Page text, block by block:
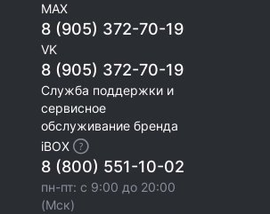
MAX
8 (905) 372-70-19
VK
8 (905) 372-70-19
Служба поддержки и
сервисное
обслуживание бренда
iBOX
8 (800) 551-10-02
пн-пт: с 9:00 до 20:00
(Мск)